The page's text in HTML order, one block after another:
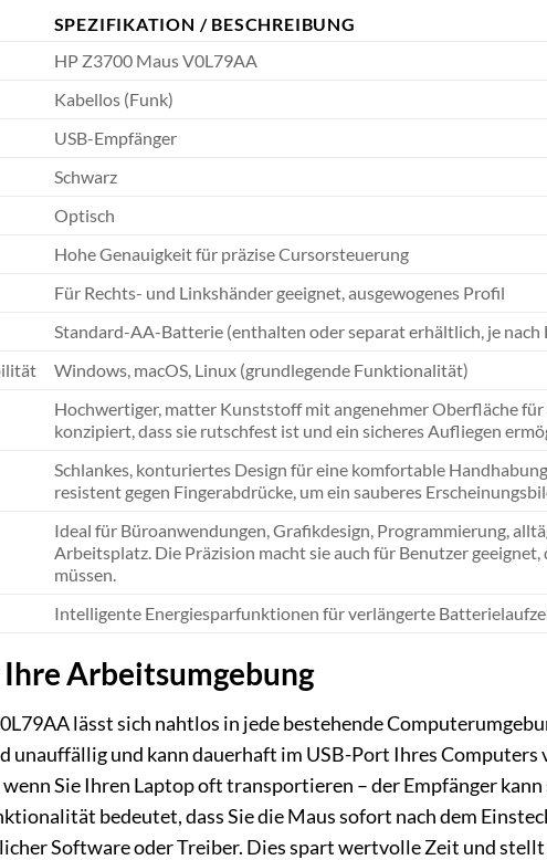
SPEZIFIKATION / BESCHREIBUNG
HP Z3700 Maus V0L79AA
Kabellos (Funk)
USB-Empfänger
Schwarz
Optisch
Hohe Genauigkeit für präzise Cursorsteuerung
Für Rechts- und Linkshänder geeignet, ausgewogenes Profil
Standard-AA-Batterie (enthalten oder separat erhältlich, je nach
Windows, macOS, Linux (grundlegende Funktionalität)
Hochwertiger, matter Kunststoff mit angenehmer Oberfläche
konzipiert, dass sie rutschfest ist und ein sicheres Aufliegen
Schlankes, konturiertes Design für eine komfortable
resistent gegen Fingerabdrücke, um ein sauberes
Ideal für Büroanwendungen, Grafikdesign, Programmierung,
Arbeitsplatz. Die Präzision macht sie auch für Benutzer
müssen.
Intelligente Energiesparfunktionen für verlängerte
Arbeitsumgebung
lässt sich nahtlos in jede bestehende
unauffällig und kann dauerhaft im USB-Port Ihres
Sie Ihren Laptop oft transportieren – der Empfänger
bedeutet, dass Sie die Maus sofort nach dem
Software oder Treiber. Dies spart wertvolle Zeit und